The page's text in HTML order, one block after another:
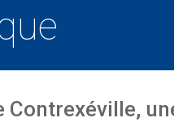
Contrexéville,